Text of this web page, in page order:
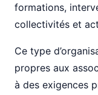
formations,
collectivités et
Ce type
propres aux
à des exigences